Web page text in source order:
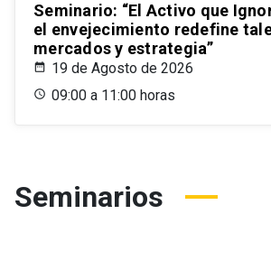
Seminario: “El Activo que
el envejecimiento redefine
mercados y estrategia”
19 de Agosto de 2026
09:00 a 11:00 horas
Seminarios